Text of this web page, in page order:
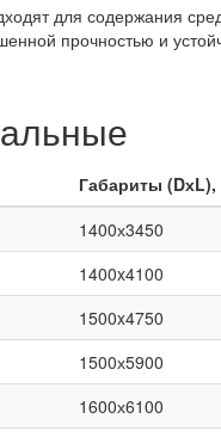
для содержания
прочностью и
Габариты
1400х3450
1400x4100
1500x4750
1500х5900
1600х6100